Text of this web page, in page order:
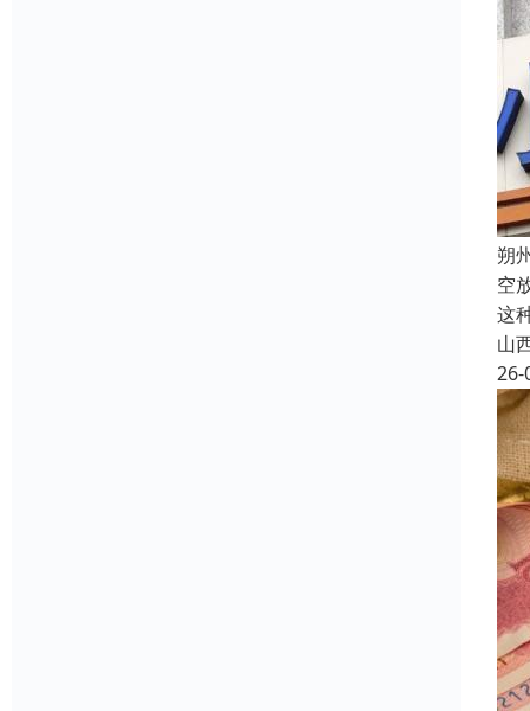
朔
空
这
山
26-